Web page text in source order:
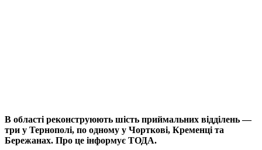
В області реконструюють шість приймальних відділень —
три у Тернополі, по одному у Чорткові, Кременці та
Бережанах. Про це інформує ТОДА.